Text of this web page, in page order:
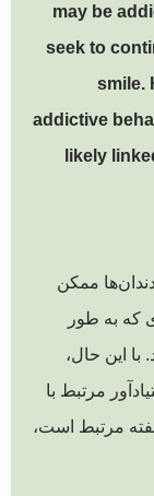
may be
seek to
smile.
addictive
likely
ممکن
که به طور
با این حال،
مرتبط با
مرتبط است،